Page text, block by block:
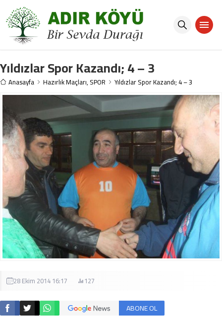
Yıldızlar Spor Kazandı; 4 – 3
Anasayfa Hazırlık Maçları, SPOR Yıldızlar Spor Kazandı; 4 – 3
28 Ekim 2014 16:17 127
ABONE OL